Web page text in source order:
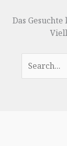
Das
nach: